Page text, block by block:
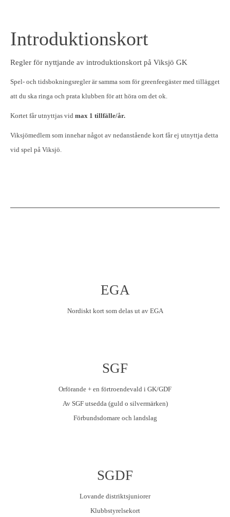
Introduktionskort
Regler för nyttjande av introduktionskort på Viksjö GK
Spel- och tidsbokningsregler är samma som för greenfeegäster med tillägget
att du ska ringa och prata klubben för att höra om det ok.
Kortet får utnyttjas vid max 1 tillfälle/år.
Viksjömedlem som innehar något av nedanstående kort får ej utnyttja detta
vid spel på Viksjö.
EGA
Nordiskt kort som delas ut av EGA
SGF
Orförande + en förtroendevald i GK/GDF
Av SGF utsedda (guld o silvermärken)
Förbundsdomare och landslag
SGDF
Lovande distriktsjuniorer
Klubbstyrelsekort